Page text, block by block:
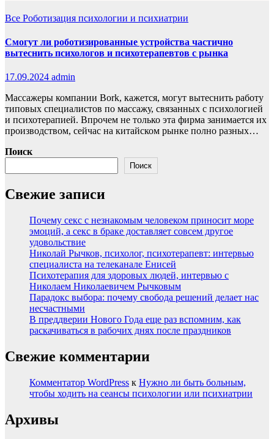
Все Роботизация психологии и психиатрии
Смогут ли роботизированные устройства частично
вытеснить психологов и психотерапевтов с рынка
17.09.2024 admin
Массажеры компании Bork, кажется, могут вытеснить работу
типовых специалистов по массажу, связанных с психологией
и психотерапией. Впрочем не только эта фирма занимается их
производством, сейчас на китайском рынке полно разных…
Поиск
Поиск
Свежие записи
Почему секс с незнакомым человеком приносит море
эмоций, а секс в браке доставляет совсем другое
удовольствие
Николай Рычков, психолог, психотерапевт: интервью
специалиста на телеканале Енисей
Психотерапия для здоровых людей, интервью с
Николаем Николаевичем Рычковым
Парадокс выбора: почему свобода решений делает нас
несчастными
В преддверии Нового Года еще раз вспомним, как
раскачиваться в рабочих днях после праздников
Свежие комментарии
Комментатор WordPress к Нужно ли быть больным,
чтобы ходить на сеансы психологии или психиатрии
Архивы